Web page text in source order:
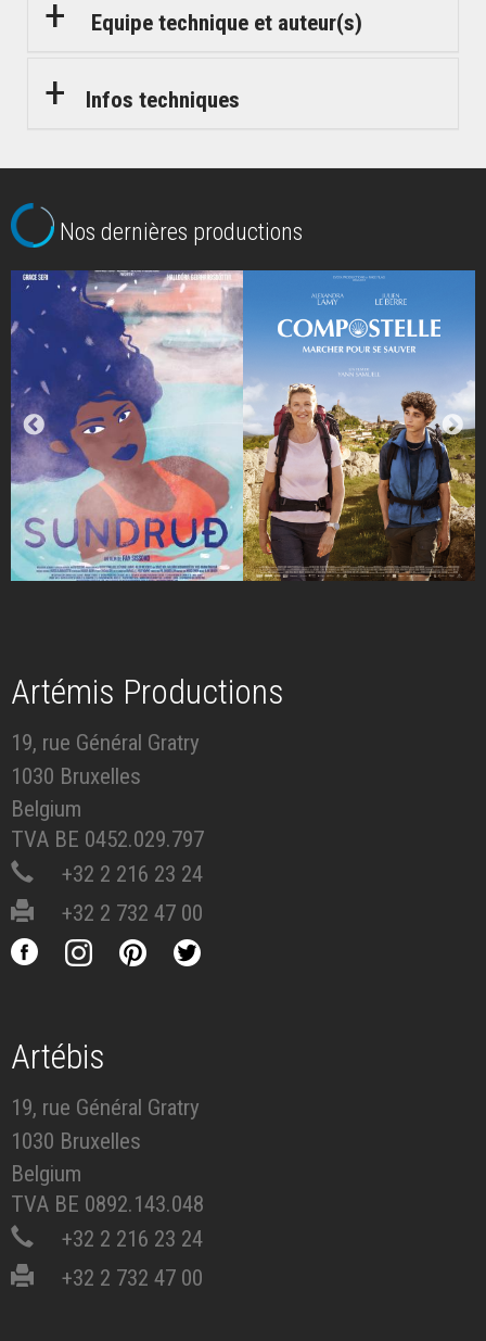
Equipe technique et auteur(s)
Infos techniques
Nos dernières productions
Artémis Productions
19, rue Général Gratry
1030 Bruxelles
Belgium
TVA BE 0452.029.797
+32 2 216 23 24
+32 2 732 47 00
Artébis
19, rue Général Gratry
1030 Bruxelles
Belgium
TVA BE 0892.143.048
+32 2 216 23 24
+32 2 732 47 00